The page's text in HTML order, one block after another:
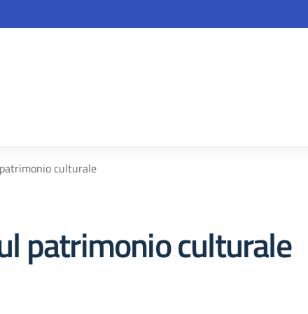
culturale
patrimonio culturale